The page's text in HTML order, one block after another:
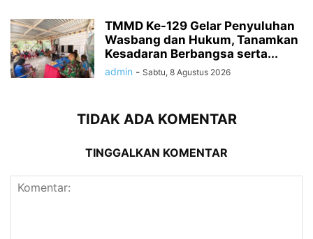
TMMD Ke-129 Gelar Penyuluhan
Wasbang dan Hukum, Tanamkan
Kesadaran Berbangsa serta...
admin - Sabtu, 8 Agustus 2026
TIDAK ADA KOMENTAR
TINGGALKAN KOMENTAR